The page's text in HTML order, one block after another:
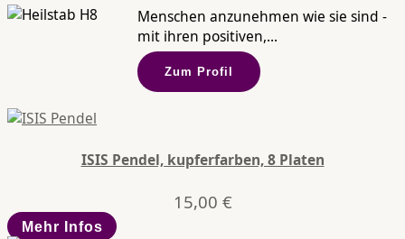
Menschen anzunehmen wie sie sind -
mit ihren positiven,...
Zum Profil
ISIS Pendel, kupferfarben, 8 Platen
15,00 €
Mehr Infos